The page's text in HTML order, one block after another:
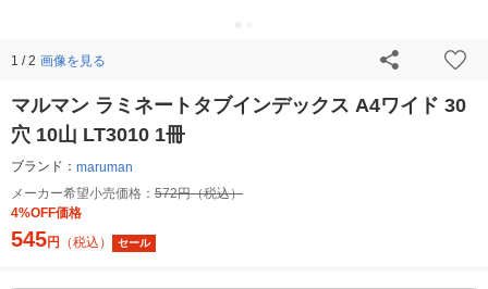
1 / 2 画像を見る
マルマン ラミネートタブインデックス A4ワイド 30
穴 10山 LT3010 1冊
ブランド： maruman
メーカー希望小売価格： 572円（税込）
4%OFF価格
545円 （税込） セール